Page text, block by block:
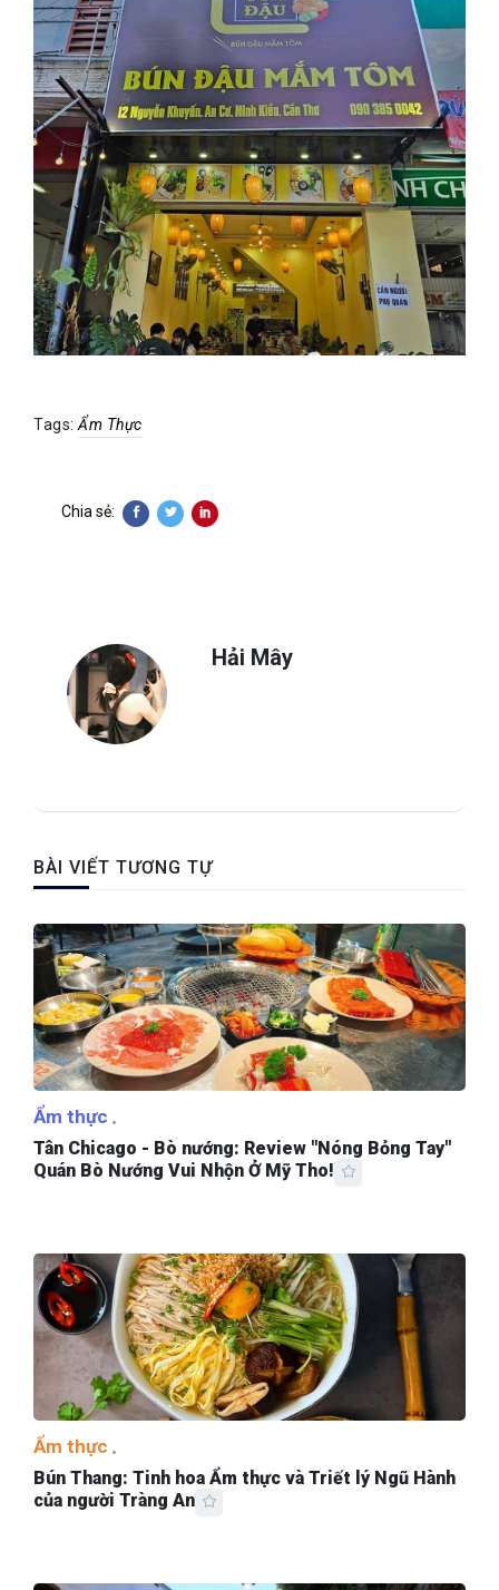
Tags: Ẩm Thực
Chia sẻ:
Hải Mây
BÀI VIẾT TƯƠNG TỰ
Ẩm thực
Tân Chicago - Bò nướng: Review "Nóng Bỏng Tay"
Quán Bò Nướng Vui Nhộn Ở Mỹ Tho!
Ẩm thực
Bún Thang: Tinh hoa Ẩm thực và Triết lý Ngũ Hành
của người Tràng An